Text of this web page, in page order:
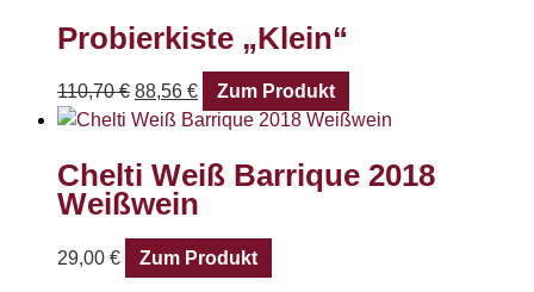
Probierkiste „Klein“
110,70€ 88,56 € Zum Produkt
Chelti Weiß Barrique 2018
Weißwein
29,00 € Zum Produkt